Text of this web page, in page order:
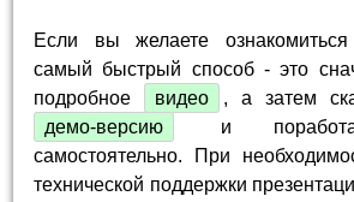
Если вы желаете
самый быстрый способ - это
подробное
видео
, а затем
демо-версию
и
самостоятельно. При
технической поддержки